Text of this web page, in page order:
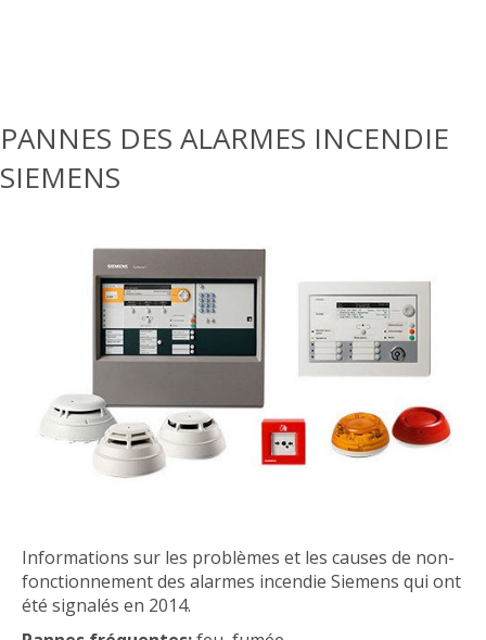
PANNES DES ALARMES INCENDIE
SIEMENS
Informations sur les problèmes et les causes de non-
fonctionnement des alarmes incendie Siemens qui ont
été signalés en 2014.